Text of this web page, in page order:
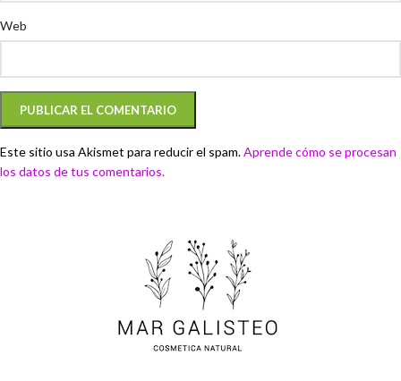
Web
Este sitio usa Akismet para reducir el spam.Aprende cómo se procesan
los datos de tus comentarios.